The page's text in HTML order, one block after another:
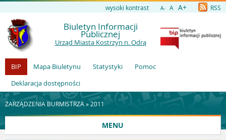
wysoki kontrast A- A A+ RSS
Biuletyn Informacji
Publicznej
Urząd Miasta Kostrzyn n. Odrą
BIP Mapa Biuletynu Statystyki
Pomoc
Deklaracja dostępności
ZARZĄDZENIA BURMISTRZA » 2011
MENU